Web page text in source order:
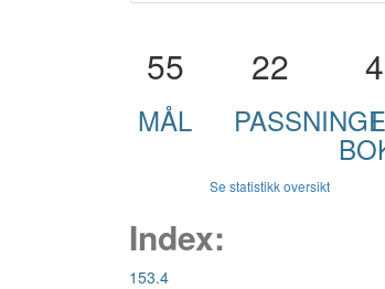
55
MÅL
22 4
I
Se statistikk oversikt
Index:
153.4